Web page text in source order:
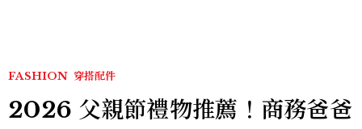
FASHION 穿搭配件
2026 父親節禮物推薦！商務爸爸